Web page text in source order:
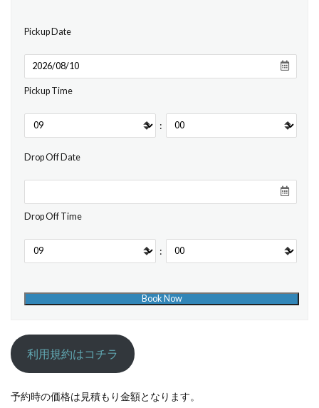
Pickup Date
Pickup Time
:
Drop Off Date
Drop Off Time
:
利用規約はコチラ
予約時の価格は見積もり金額となります。